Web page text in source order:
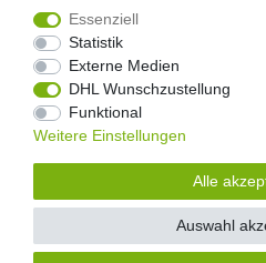
Widerrufs­recht
Daten­schutz­erklärung
© Copyright 2026 Floral-Direkt
Essenziell
Statistik
Externe Medien
DHL Wunschzustellung
Funktional
Weitere Einstellungen
Alle
Auswahl